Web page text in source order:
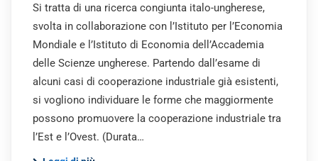
Si tratta di una ricerca congiunta italo-ungherese,
svolta in collaborazione con l’Istituto per l’Economia
Mondiale e l’Istituto di Economia dell’Accademia
delle Scienze ungherese. Partendo dall’esame di
alcuni casi di cooperazione industriale già esistenti,
si vogliono individuare le forme che maggiormente
possono promuovere la cooperazione industriale tra
l’Est e l’Ovest. (Durata…